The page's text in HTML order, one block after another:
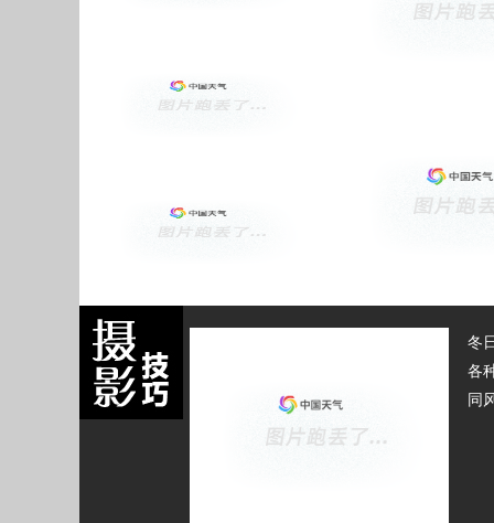
冬
各
同